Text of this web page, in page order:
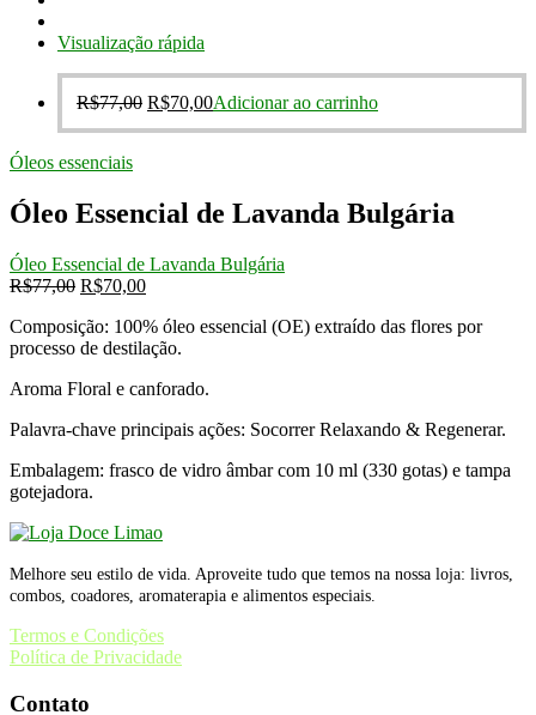
Visualização rápida
R$77,00 O
R$70,00O
Adicionar ao carrinho
Óleos essenciais
Óleo Essencial de Lavanda Bulgária
Óleo Essencial de Lavanda Bulgária
R$77,00 O
original
era:
R$70,00O
atual
é:
Composição: 100% óleo essencial (OE) extraído das flores por
processo de destilação.
Aroma Floral e canforado.
Palavra-chave principais ações: Socorrer Relaxando & Regenerar.
Embalagem: frasco de vidro âmbar com 10 ml (330 gotas) e tampa
gotejadora.
Melhore seu estilo de vida. Aproveite tudo que temos na nossa loja: livros,
combos, coadores, aromaterapia e alimentos especiais.
Termos e Condições
Política de Privacidade
Contato